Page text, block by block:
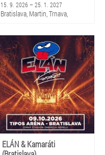
15. 9. 2026 – 25. 1. 2027
Bratislava, Martin, Trnava,
Mikuláš, Košice, Prešov, Banská
Bystrica, Žilina
ELÁN & Kamaráti